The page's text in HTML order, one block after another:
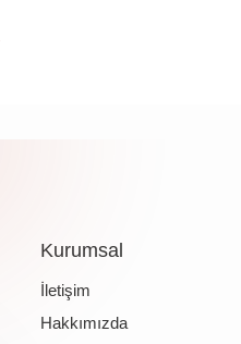
Kurumsal
İletişim
Hakkımızda